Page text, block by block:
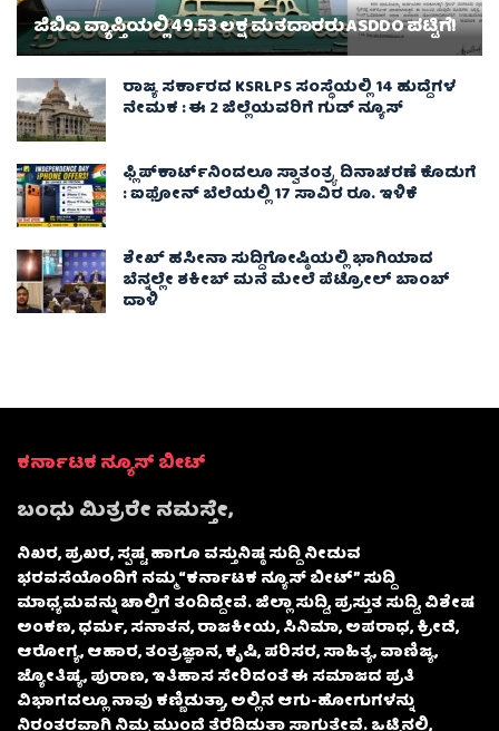
ಜಿಬಿಎ ವ್ಯಾಪ್ತಿಯಲ್ಲಿ 49.53 ಲಕ್ಷ ಮತದಾರರು ASDDO ಪಟ್ಟಿಗೆ!
ರಾಜ್ಯ ಸರ್ಕಾರದ KSRLPS ಸಂಸ್ಥೆಯಲ್ಲಿ 14 ಹುದ್ದೆಗಳ
ನೇಮಕ : ಈ 2 ಜಿಲ್ಲೆಯವರಿಗೆ ಗುಡ್ ನ್ಯೂಸ್
ಫ್ಲಿಪ್‌ಕಾರ್ಟ್‌ನಿಂದಲೂ ಸ್ವಾತಂತ್ರ್ಯ ದಿನಾಚರಣೆ ಕೊಡುಗೆ
: ಐಫೋನ್ ಬೆಲೆಯಲ್ಲಿ 17 ಸಾವಿರ ರೂ. ಇಳಿಕೆ
ಶೇಖ್ ಹಸೀನಾ ಸುದ್ದಿಗೋಷ್ಠಿಯಲ್ಲಿ ಭಾಗಿಯಾದ
ಬೆನ್ನಲ್ಲೇ ಶಕೀಬ್ ಮನೆ ಮೇಲೆ ಪೆಟ್ರೋಲ್ ಬಾಂಬ್
ದಾಳಿ
ಕರ್ನಾಟಕ ನ್ಯೂಸ್ ಬೀಟ್
ಬಂಧು ಮಿತ್ರರೇ ನಮಸ್ತೇ,
ನಿಖರ, ಪ್ರಖರ, ಸ್ಪಷ್ಟ ಹಾಗೂ ವಸ್ತುನಿಷ್ಠ ಸುದ್ದಿ ನೀಡುವ
ಭರವಸೆಯೊಂದಿಗೆ ನಮ್ಮ “ಕರ್ನಾಟಕ ನ್ಯೂಸ್ ಬೀಟ್” ಸುದ್ದಿ
ಮಾಧ್ಯಮವನ್ನು ಚಾಲ್ತಿಗೆ ತಂದಿದ್ದೇವೆ. ಜಿಲ್ಲಾ ಸುದ್ದಿ, ಪ್ರಸ್ತುತ ಸುದ್ದಿ, ವಿಶೇಷ
ಅಂಕಣ, ಧರ್ಮ, ಸನಾತನ, ರಾಜಕೀಯ, ಸಿನಿಮಾ, ಅಪರಾಧ, ಕ್ರೀಡೆ,
ಆರೋಗ್ಯ, ಆಹಾರ, ತಂತ್ರಜ್ಞಾನ, ಕೃಷಿ, ಪರಿಸರ, ಸಾಹಿತ್ಯ, ವಾಣಿಜ್ಯ,
ಜ್ಯೋತಿಷ್ಯ, ಪುರಾಣ, ಇತಿಹಾಸ ಸೇರಿದಂತೆ ಈ ಸಮಾಜದ ಪ್ರತಿ
ವಿಭಾಗದಲ್ಲೂ ನಾವು ಕಣ್ಣಿಡುತ್ತಾ, ಅಲ್ಲಿನ ಆಗು-ಹೋಗುಗಳನ್ನು